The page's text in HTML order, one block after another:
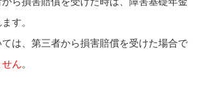
す。
ては、第三者から損害賠償を受けた場合で
ん。